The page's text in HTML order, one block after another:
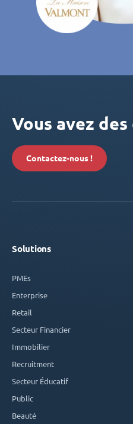
Vous avez
Contactez-nous !
Solutions
PMEs
Enterprise
Retail
Secteur Financier
Immobilier
Recruitment
Secteur Éducatif
Public
Beauté